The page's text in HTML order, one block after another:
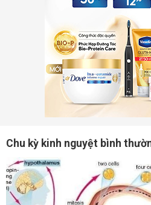
Chu kỳ kinh nguyệt bình